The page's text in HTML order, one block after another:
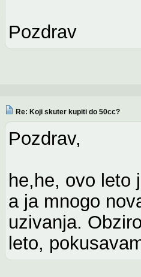
Pozdrav
Re: Koji skuter kupiti do 50cc?
Pozdrav,
he,he, ovo leto
a ja mnogo
uzivanja.
leto,